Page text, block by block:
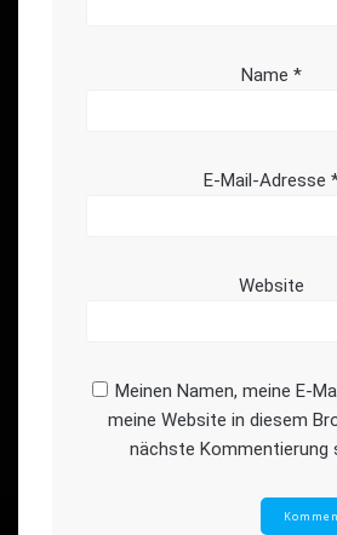
Name *
E-Mail-Adresse
Website
Meinen Namen, meine E-
meine Website in diesem
nächste Kommentierung